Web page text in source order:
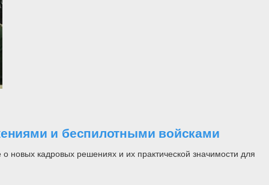
и беспилотными войсками
новых кадровых решениях и их практической значимости для